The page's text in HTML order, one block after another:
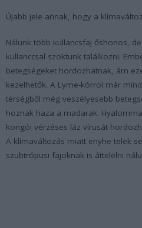
Újabb jele annak, hogy a
Nálunk több kullancsfaj őshonos,
kullanccsal szoktunk találkozni.
betegségeket hordozhatnak, ám
kezelhetők. A Lyme-kórrol már
térségből még veszélyesebb
hoznak haza a madarak.
kongói vérzéses láz vírusát
A klímaváltozás miatt enyhe telek
szubtrópusi fajoknak is áttelelni